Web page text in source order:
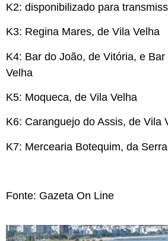
K2: disponibilizado para
K3: Regina Mares, de Vila Velha
K4: Bar do João, de Vitória, e
Velha
K5: Moqueca, de Vila Velha
K6: Caranguejo do Assis, de Vila
K7: Mercearia Botequim, da Serra
Fonte: Gazeta On Line